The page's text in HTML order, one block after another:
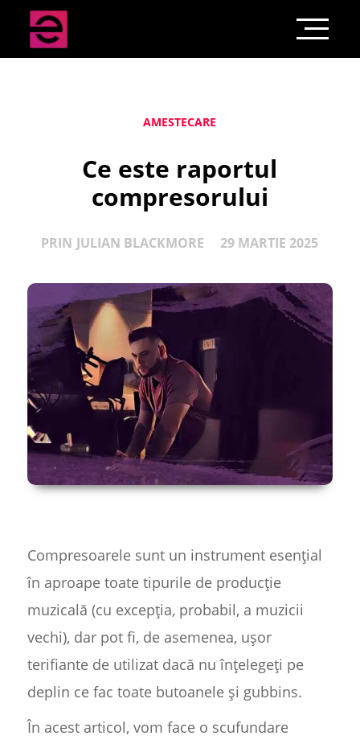
AMESTECARE
Ce este raportul
compresorului
PRIN JULIAN BLACKMORE 29 MARTIE 2025
Compresoarele sunt un instrument esențial
în aproape toate tipurile de producție
muzicală (cu excepția, probabil, a muzicii
vechi), dar pot fi, de asemenea, ușor
terifiante de utilizat dacă nu înțelegeți pe
deplin ce fac toate butoanele și gubbins.
În acest articol, vom face o scufundare